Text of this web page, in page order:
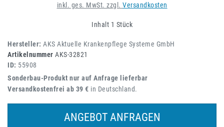
inkl. ges. MwSt. zzgl. Versandkosten
Inhalt 1 Stück
Hersteller: AKS Aktuelle Krankenpflege Systeme GmbH
Artikelnummer AKS-32821
ID: 55908
Sonderbau-Produkt nur auf Anfrage lieferbar
Versandkostenfrei ab 39 € in Deutschland.
ANGEBOT ANFRAGEN